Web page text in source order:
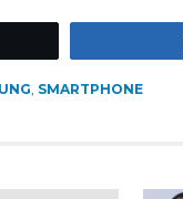
, SMARTPHONE